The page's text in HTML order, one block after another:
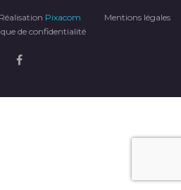
Pixacom
Mentions légales
de confidentialité